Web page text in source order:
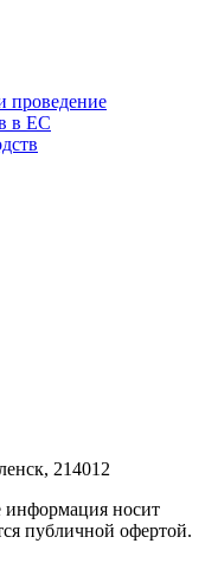
проведение
в ЕС
214012
информация носит
публичной офертой.